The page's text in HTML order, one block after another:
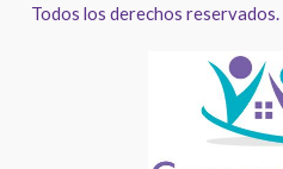
Todos los derechos reservados.